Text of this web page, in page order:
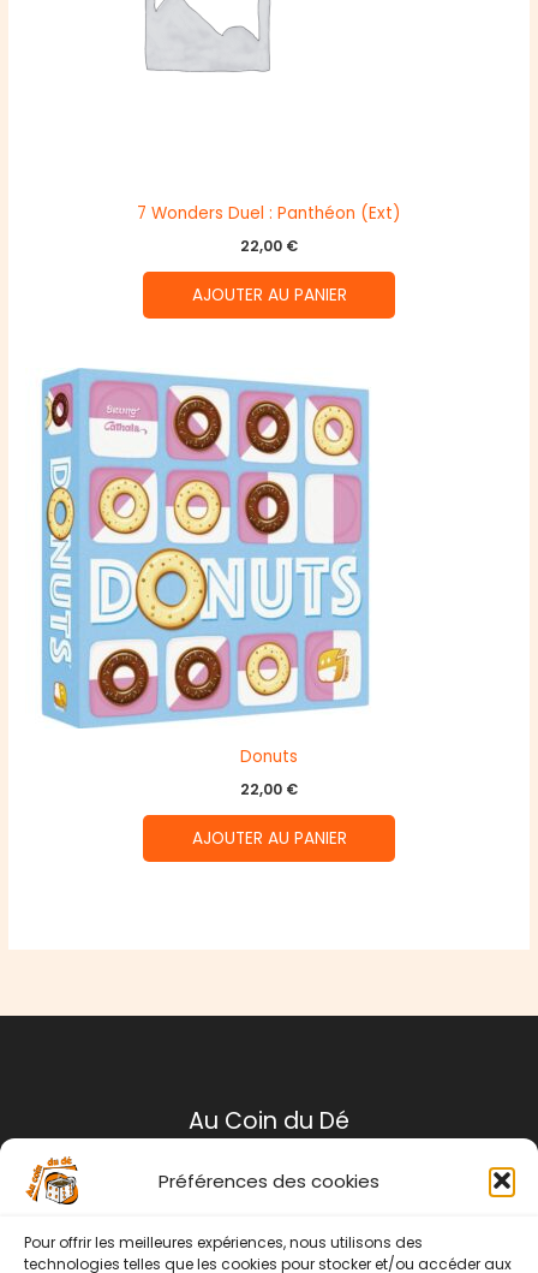
Préférences des cookies
Pour offrir les meilleures expériences, nous utilisons des
technologies telles que les cookies pour stocker et/ou accéder aux
7 Wonders Duel : Panthéon (Ext)
22,00 €
AJOUTER AU PANIER
Donuts
22,00 €
AJOUTER AU PANIER
Au Coin du Dé
Conditions générales de ventes
Politique de retour